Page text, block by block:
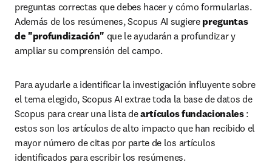
preguntas correctas que debes hacer y cómo formularlas.
Además de los resúmenes, Scopus AI sugiere preguntas
de "profundización" que le ayudarán a profundizar y
ampliar su comprensión del campo.
Para ayudarle a identificar la investigación influyente sobre
el tema elegido, Scopus AI extrae toda la base de datos de
Scopus para crear una lista de artículos fundacionales :
estos son los artículos de alto impacto que han recibido el
mayor número de citas por parte de los artículos
identificados para escribir los resúmenes.